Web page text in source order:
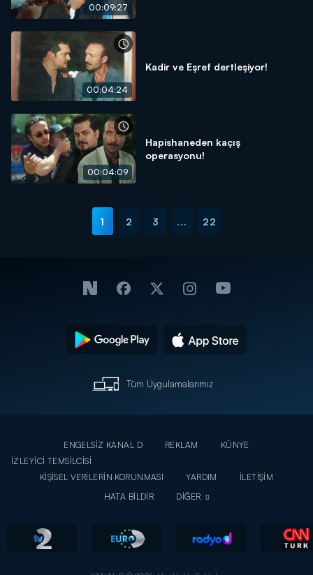
00:09:27
00:04:24
Kadir ve Eşref dertleşiyor!
00:04:09
Hapishaneden kaçış
operasyonu!
1 2 3 ... 22
Tüm Uygulamalarımız
ENGELSİZ KANAL D REKLAM
KÜNYE
İZLEYİCİ TEMSİLCİSİ
KİŞİSEL VERİLERİN KORUNMASI
YARDIM
İLETİŞİM
HATA BİLDİR
DİĞER